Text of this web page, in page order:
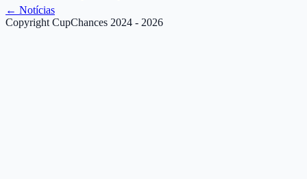
← Notícias
Copyright CupChances 2024 - 2026